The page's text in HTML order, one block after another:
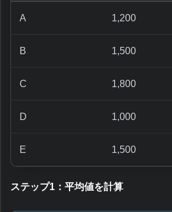
A 1,200
B 1,500
C 1,800
D 1,000
E 1,500
ステップ1：平均値を計算